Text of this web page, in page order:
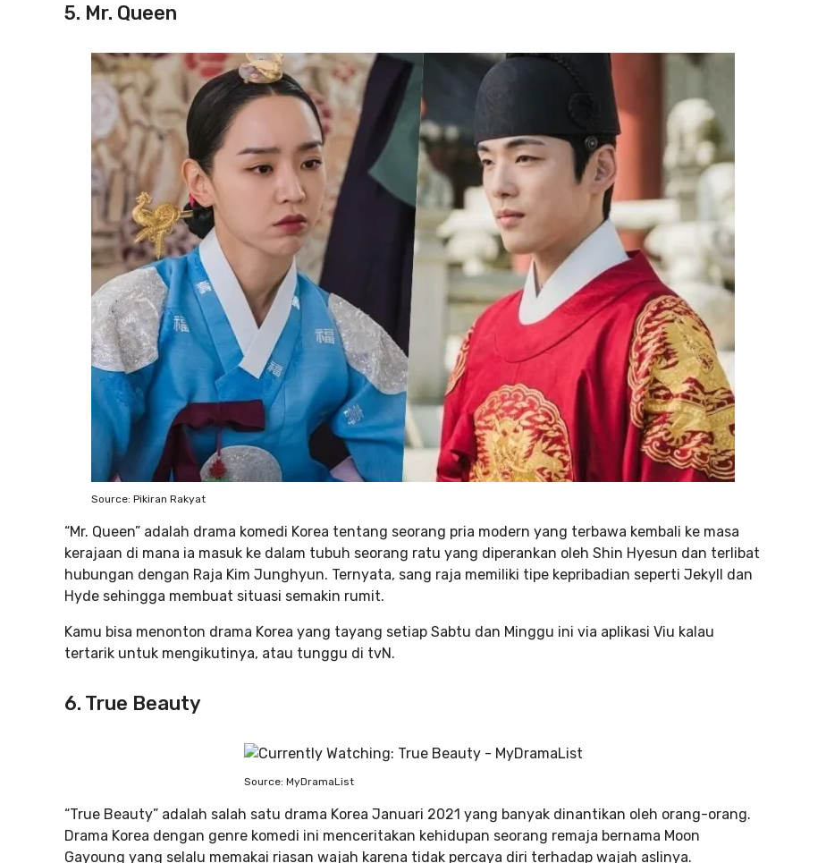
5. Mr. Queen
Source: Pikiran Rakyat
“Mr. Queen” adalah drama komedi Korea tentang seorang pria modern yang terbawa kembali ke masa
kerajaan di mana ia masuk ke dalam tubuh seorang ratu yang diperankan oleh Shin Hyesun dan terlibat
hubungan dengan Raja Kim Junghyun. Ternyata, sang raja memiliki tipe kepribadian seperti Jekyll dan
Hyde sehingga membuat situasi semakin rumit.
Kamu bisa menonton drama Korea yang tayang setiap Sabtu dan Minggu ini via aplikasi Viu kalau
tertarik untuk mengikutinya, atau tunggu di tvN.
6. True Beauty
Source: MyDramaList
“True Beauty” adalah salah satu drama Korea Januari 2021 yang banyak dinantikan oleh orang-orang.
Drama Korea dengan genre komedi ini menceritakan kehidupan seorang remaja bernama Moon
Gayoung yang selalu memakai riasan wajah karena tidak percaya diri terhadap wajah aslinya.